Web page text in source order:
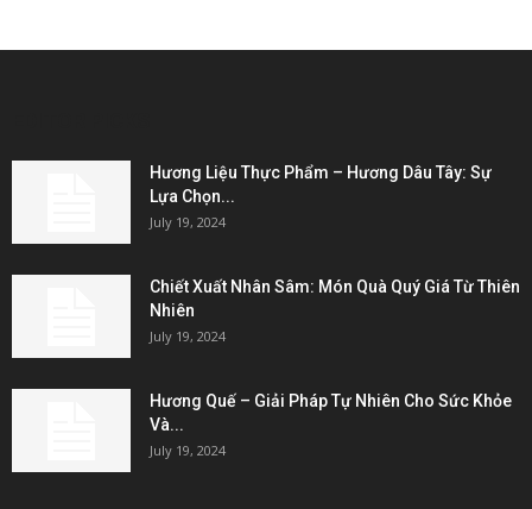
Hương Liệu Thực Phẩm – Hương Dâu Tây: Sự
Lựa Chọn...
July 19, 2024
Chiết Xuất Nhân Sâm: Món Quà Quý Giá Từ Thiên
Nhiên
July 19, 2024
Hương Quế – Giải Pháp Tự Nhiên Cho Sức Khỏe
Và...
July 19, 2024